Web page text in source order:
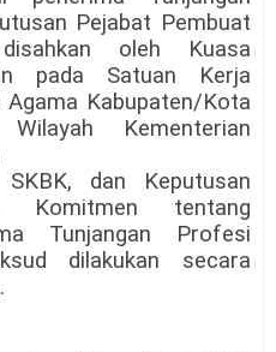
Pejabat Pembuat
oleh Kuasa
pada Satuan Kerja
Kabupaten/Kota
Kementerian
dan Keputusan
Komitmen tentang
Tunjangan Profesi
dilakukan secara